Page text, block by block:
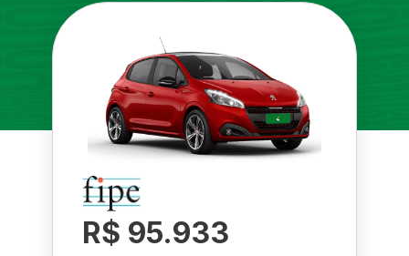
R$ 95.933